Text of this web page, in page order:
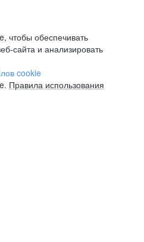
чтобы обеспечивать
сайта и анализировать
cookie
Правила использования